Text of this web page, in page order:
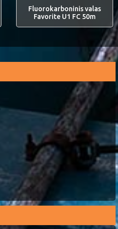
Fluorokarboninis valas
Favorite U1 FC 50m